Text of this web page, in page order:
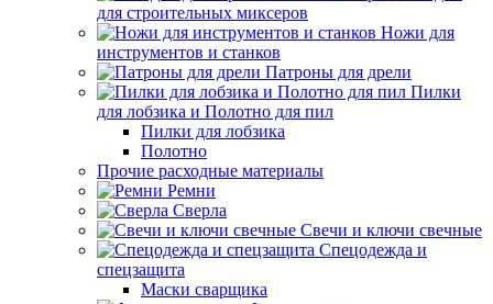
для строительных миксеров
Ножи для
инструментов и станков
Патроны для дрели
Пилки
для лобзика и Полотно для пил
Пилки для лобзика
Полотно
Прочие расходные материалы
Ремни
Сверла
Свечи и ключи свечные
Спецодежда и
спецзащита
Маски сварщика